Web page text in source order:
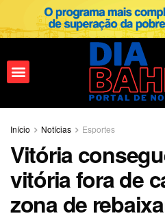
Início Notícias Esportes
Vitória
vitória fora de
zona de